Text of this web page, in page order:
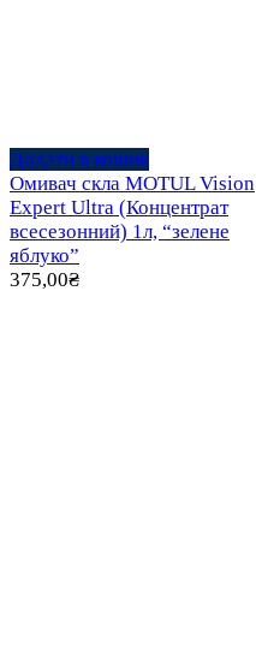
Додати в кошик
Омивач скла MOTUL Vision
Expert Ultra (Концентрат
всесезонний) 1л, “зелене
яблуко”
375,00₴